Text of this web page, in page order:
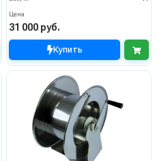
Цена
31 000 руб.
Купить